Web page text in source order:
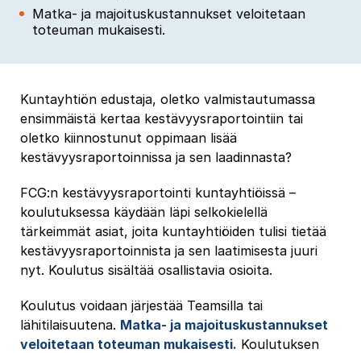
Matka- ja majoituskustannukset veloitetaan
toteuman mukaisesti.
Kuntayhtiön edustaja, oletko valmistautumassa
ensimmäistä kertaa kestävyysraportointiin tai
oletko kiinnostunut oppimaan lisää
kestävyysraportoinnissa ja sen laadinnasta?
FCG:n kestävyysraportointi kuntayhtiöissä –
koulutuksessa käydään läpi selkokielellä
tärkeimmät asiat, joita kuntayhtiöiden tulisi tietää
kestävyysraportoinnista ja sen laatimisesta juuri
nyt. Koulutus sisältää osallistavia osioita.
Koulutus voidaan järjestää Teamsilla tai
lähitilaisuutena. Matka- ja majoituskustannukset
veloitetaan toteuman mukaisesti. Koulutuksen